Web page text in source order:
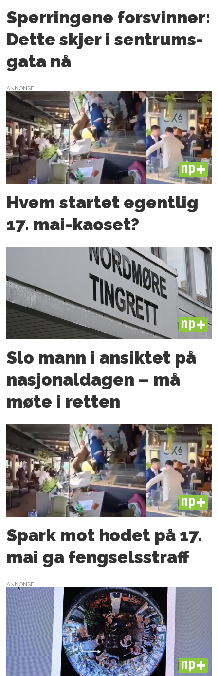
Sperringene forsvinner:
Dette skjer i sentrums­
gata nå
ANNONSE
PLUS
Hvem startet egentlig
17. mai-kaoset?
PLUS
Slo mann i ansiktet på
nasjonaldagen – må
møte i retten
PLUS
Spark mot hodet på 17.
mai ga fengselsstraff
ANNONSE
PLUS